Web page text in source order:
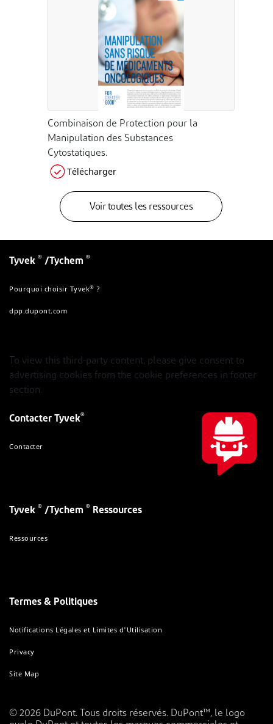
Combinaison de Protection pour la
Manipulation des Substances
Cytostatiques.
Télécharger
Voir toutes les ressources
Tyvek ® /Tychem ®
Pourquoi choisir Tyvek® ?
dpp.dupont.com
To view this third-party content, please give consent to
advertising cookies from the cookie preferences in footer
section.
Contacter Tyvek®
Contacter
Tyvek ® /Tychem ® Ressources
Ressources
Termes & Politiques
Notifications Légales et Limites d'Utilisation
Privacy
Site Map
© 2026 DuPont. Tous droits réservés. DuPont™, le logo